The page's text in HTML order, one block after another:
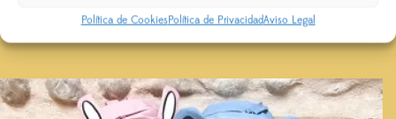
Política de CookiesPolítica de PrivacidadAviso Legal
AÑADIR AL CARRITO
VALORACIONES